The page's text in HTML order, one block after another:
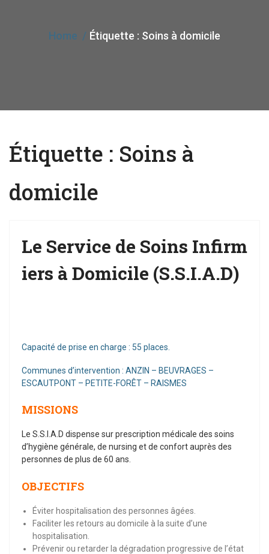
n
i
Home Étiquette : Soins à domicile
Étiquette : Soins à
domicile
Le Service de Soins Infirm
iers à Domicile (S.S.I.A.D)
Capacité de prise en charge : 55 places.
Communes d’intervention : ANZIN – BEUVRAGES –
ESCAUTPONT – PETITE-FORÊT – RAISMES
MISSIONS
Le S.S.I.A.D dispense sur prescription médicale des soins
d’hygiène générale, de nursing et de confort auprès des
personnes de plus de 60 ans.
OBJECTIFS
Éviter hospitalisation des personnes âgées.
Faciliter les retours au domicile à la suite d’une
hospitalisation.
Prévenir ou retarder la dégradation progressive de l’état